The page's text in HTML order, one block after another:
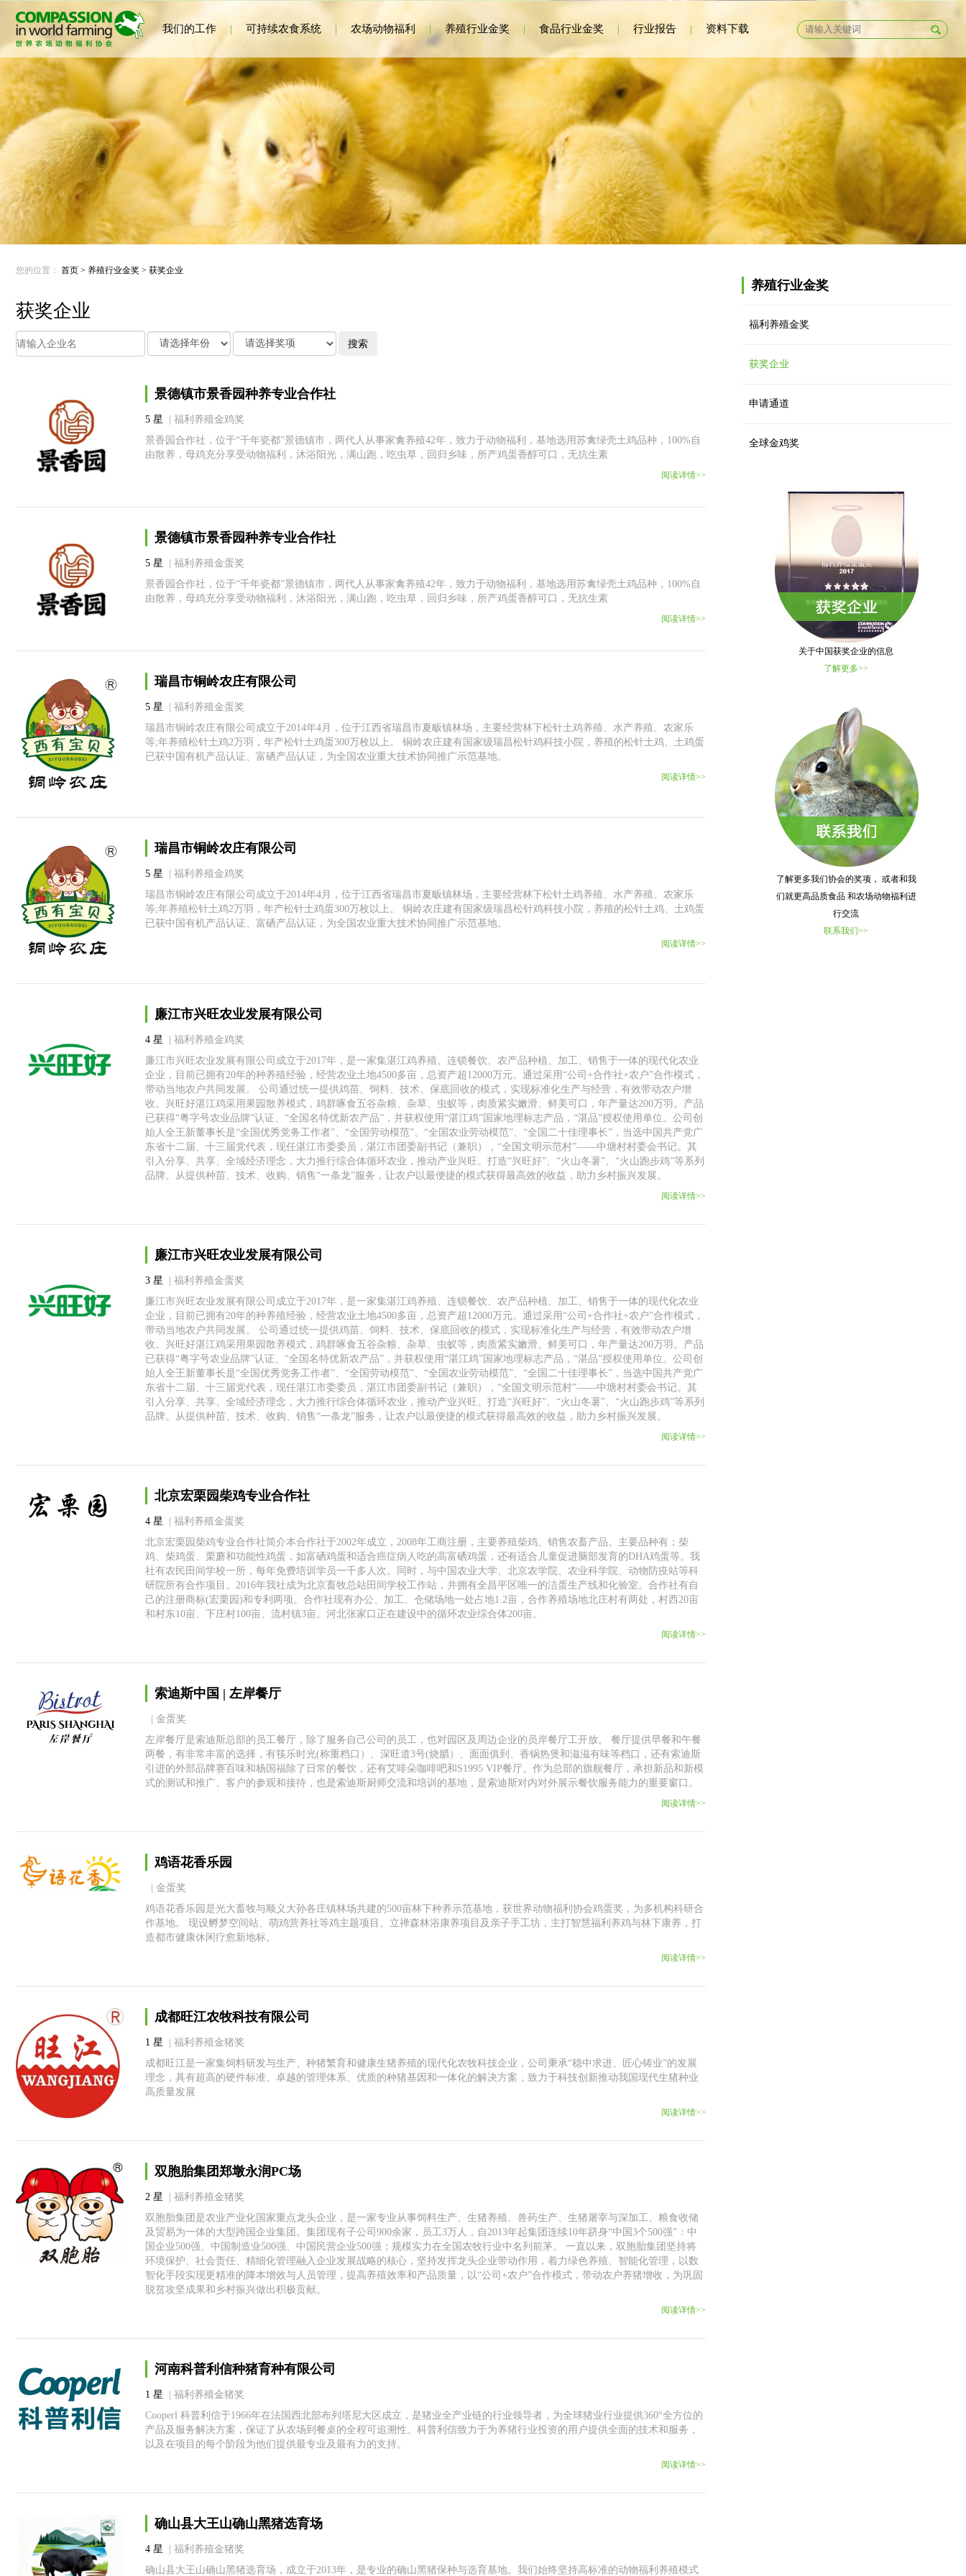
我们的工作 | 可持续农食系统 | 农场动物福利 | 养殖行业金奖 | 食品行业金奖 | 行业报告 | 资料下载
养殖行业金奖
福利养殖金奖
获奖企业
申请通道
全球金鸡奖
关于中国获奖企业的信息
了解更多>>
了解更多我们协会的奖项， 或者和我
们就更高品质食品 和农场动物福利进
行交流
联系我们>>
您的位置： 首页 > 养殖行业金奖 > 获奖企业
获奖企业
搜索
景德镇市景香园种养专业合作社
5 星 | 福利养殖金鸡奖
景香园合作社，位于“千年瓷都”景德镇市，两代人从事家禽养殖42年，致力于动物福利，基地选用苏禽绿壳土鸡品种，100%自
由散养，母鸡充分享受动物福利，沐浴阳光，满山跑，吃虫草，回归乡味，所产鸡蛋香醇可口，无抗生素
阅读详情>>
景德镇市景香园种养专业合作社
5 星 | 福利养殖金蛋奖
景香园合作社，位于“千年瓷都”景德镇市，两代人从事家禽养殖42年，致力于动物福利，基地选用苏禽绿壳土鸡品种，100%自
由散养，母鸡充分享受动物福利，沐浴阳光，满山跑，吃虫草，回归乡味，所产鸡蛋香醇可口，无抗生素
阅读详情>>
瑞昌市铜岭农庄有限公司
5 星 | 福利养殖金蛋奖
瑞昌市铜岭农庄有限公司成立于2014年4月，位于江西省瑞昌市夏畈镇林场，主要经营林下松针土鸡养殖、水产养殖、农家乐
等;年养殖松针土鸡2万羽，年产松针土鸡蛋300万枚以上。 铜岭农庄建有国家级瑞昌松针鸡科技小院，养殖的松针土鸡、土鸡蛋
已获中国有机产品认证、富硒产品认证，为全国农业重大技术协同推广示范基地。
阅读详情>>
瑞昌市铜岭农庄有限公司
5 星 | 福利养殖金鸡奖
瑞昌市铜岭农庄有限公司成立于2014年4月，位于江西省瑞昌市夏畈镇林场，主要经营林下松针土鸡养殖、水产养殖、农家乐
等;年养殖松针土鸡2万羽，年产松针土鸡蛋300万枚以上。 铜岭农庄建有国家级瑞昌松针鸡科技小院，养殖的松针土鸡、土鸡蛋
已获中国有机产品认证、富硒产品认证，为全国农业重大技术协同推广示范基地。
阅读详情>>
廉江市兴旺农业发展有限公司
4 星 | 福利养殖金鸡奖
廉江市兴旺农业发展有限公司成立于2017年，是一家集湛江鸡养殖、连锁餐饮、农产品种植、加工、销售于一体的现代化农业
企业，目前已拥有20年的种养殖经验，经营农业土地4500多亩，总资产超12000万元。通过采用“公司+合作社+农户”合作模式，
带动当地农户共同发展。 公司通过统一提供鸡苗、饲料、技术、保底回收的模式，实现标准化生产与经营，有效带动农户增
收。兴旺好湛江鸡采用果园散养模式，鸡群啄食五谷杂粮、杂草、虫蚁等，肉质紧实嫩滑、鲜美可口，年产量达200万羽。产品
已获得“粤字号农业品牌”认证、“全国名特优新农产品”，并获权使用“湛江鸡”国家地理标志产品，“湛品”授权使用单位。公司创
始人全王新董事长是“全国优秀党务工作者”、“全国劳动模范”、“全国农业劳动模范”、“全国二十佳理事长”，当选中国共产党广
东省十二届、十三届党代表，现任湛江市委委员，湛江市团委副书记（兼职），“全国文明示范村”——中塘村村委会书记。其
引入分享、共享、全域经济理念，大力推行综合体循环农业，推动产业兴旺。打造“兴旺好”、“火山冬薯”、“火山跑步鸡”等系列
品牌。从提供种苗、技术、收购、销售“一条龙”服务，让农户以最便捷的模式获得最高效的收益，助力乡村振兴发展。
阅读详情>>
廉江市兴旺农业发展有限公司
3 星 | 福利养殖金蛋奖
廉江市兴旺农业发展有限公司成立于2017年，是一家集湛江鸡养殖、连锁餐饮、农产品种植、加工、销售于一体的现代化农业
企业，目前已拥有20年的种养殖经验，经营农业土地4500多亩，总资产超12000万元。通过采用“公司+合作社+农户”合作模式，
带动当地农户共同发展。 公司通过统一提供鸡苗、饲料、技术、保底回收的模式，实现标准化生产与经营，有效带动农户增
收。兴旺好湛江鸡采用果园散养模式，鸡群啄食五谷杂粮、杂草、虫蚁等，肉质紧实嫩滑、鲜美可口，年产量达200万羽。产品
已获得“粤字号农业品牌”认证、“全国名特优新农产品”，并获权使用“湛江鸡”国家地理标志产品，“湛品”授权使用单位。公司创
始人全王新董事长是“全国优秀党务工作者”、“全国劳动模范”、“全国农业劳动模范”、“全国二十佳理事长”，当选中国共产党广
东省十二届、十三届党代表，现任湛江市委委员，湛江市团委副书记（兼职），“全国文明示范村”——中塘村村委会书记。其
引入分享、共享、全域经济理念，大力推行综合体循环农业，推动产业兴旺。打造“兴旺好”、“火山冬薯”、“火山跑步鸡”等系列
品牌。从提供种苗、技术、收购、销售“一条龙”服务，让农户以最便捷的模式获得最高效的收益，助力乡村振兴发展。
阅读详情>>
北京宏栗园柴鸡专业合作社
4 星 | 福利养殖金蛋奖
北京宏栗园柴鸡专业合作社简介本合作社于2002年成立，2008年工商注册，主要养殖柴鸡、销售农畜产品。主要品种有；柴
鸡、柴鸡蛋、栗蘑和功能性鸡蛋，如富硒鸡蛋和适合癌症病人吃的高富硒鸡蛋，还有适合儿童促进脑部发育的DHA鸡蛋等。我
社有农民田间学校一所，每年免费培训学员一千多人次。同时，与中国农业大学、北京农学院、农业科学院、动物防疫站等科
研院所有合作项目。2016年我社成为北京畜牧总站田间学校工作站，并拥有全昌平区唯一的洁蛋生产线和化验室。合作社有自
己的注册商标(宏栗园)和专利两项。合作社现有办公、加工、仓储场地一处占地1.2亩，合作养殖场地北庄村有两处，村西20亩
和村东10亩、下庄村100亩、流村镇3亩。河北张家口正在建设中的循环农业综合体200亩。
阅读详情>>
索迪斯中国 | 左岸餐厅
| 金蛋奖
左岸餐厅是索迪斯总部的员工餐厅，除了服务自己公司的员工，也对园区及周边企业的员岸餐厅工开放。 餐厅提供早餐和午餐
两餐，有非常丰富的选择，有筷乐时光(称重档口）、深旺道3号(烧腊）、面面俱到、香锅热煲和滋滋有味等档口，还有索迪斯
引进的外部品牌赛百味和杨国福除了日常的餐饮，还有艾啡朵咖啡吧和S1995 VIP餐厅。作为总部的旗舰餐厅，承担新品和新模
式的测试和推广、客户的参观和接待，也是索迪斯厨师交流和培训的基地，是索迪斯对内对外展示餐饮服务能力的重要窗口。
阅读详情>>
鸡语花香乐园
| 金蛋奖
鸡语花香乐园是光大畜牧与顺义大孙各庄镇林场共建的500亩林下种养示范基地，获世界动物福利协会鸡蛋奖，为多机构科研合
作基地。 现设孵梦空间站、萌鸡营养社等鸡主题项目、立禅森林浴康养项目及亲子手工坊，主打智慧福利养鸡与林下康养，打
造都市健康休闲疗愈新地标。
阅读详情>>
成都旺江农牧科技有限公司
1 星 | 福利养殖金猪奖
成都旺江是一家集饲料研发与生产、种猪繁育和健康生猪养殖的现代化农牧科技企业，公司秉承“稳中求进、匠心铸业”的发展
理念，具有超高的硬件标准、卓越的管理体系、优质的种猪基因和一体化的解决方案，致力于科技创新推动我国现代生猪种业
高质量发展
阅读详情>>
双胞胎集团郑墩永润PC场
2 星 | 福利养殖金猪奖
双胞胎集团是农业产业化国家重点龙头企业，是一家专业从事饲料生产、生猪养殖、兽药生产、生猪屠宰与深加工、粮食收储
及贸易为一体的大型跨国企业集团。集团现有子公司900余家，员工3万人，自2013年起集团连续10年跻身“中国3个500强”：中
国企业500强、中国制造业500强、中国民营企业500强；规模实力在全国农牧行业中名列前茅。 一直以来，双胞胎集团坚持将
环境保护、社会责任、精细化管理融入企业发展战略的核心，坚持发挥龙头企业带动作用，着力绿色养殖、智能化管理，以数
智化手段实现更精准的降本增效与人员管理，提高养殖效率和产品质量，以“公司+农户”合作模式，带动农户养猪增收，为巩固
脱贫攻坚成果和乡村振兴做出积极贡献。
阅读详情>>
河南科普利信种猪育种有限公司
1 星 | 福利养殖金猪奖
Cooperl 科普利信于1966年在法国西北部布列塔尼大区成立，是猪业全产业链的行业领导者，为全球猪业行业提供360°全方位的
产品及服务解决方案，保证了从农场到餐桌的全程可追溯性。科普利信致力于为养猪行业投资的用户提供全面的技术和服务，
以及在项目的每个阶段为他们提供最专业及最有力的支持。
阅读详情>>
确山县大王山确山黑猪选育场
4 星 | 福利养殖金猪奖
确山县大王山确山黑猪选育场，成立于2013年，是专业的确山黑猪保种与选育基地。我们始终坚持高标准的动物福利养殖模式